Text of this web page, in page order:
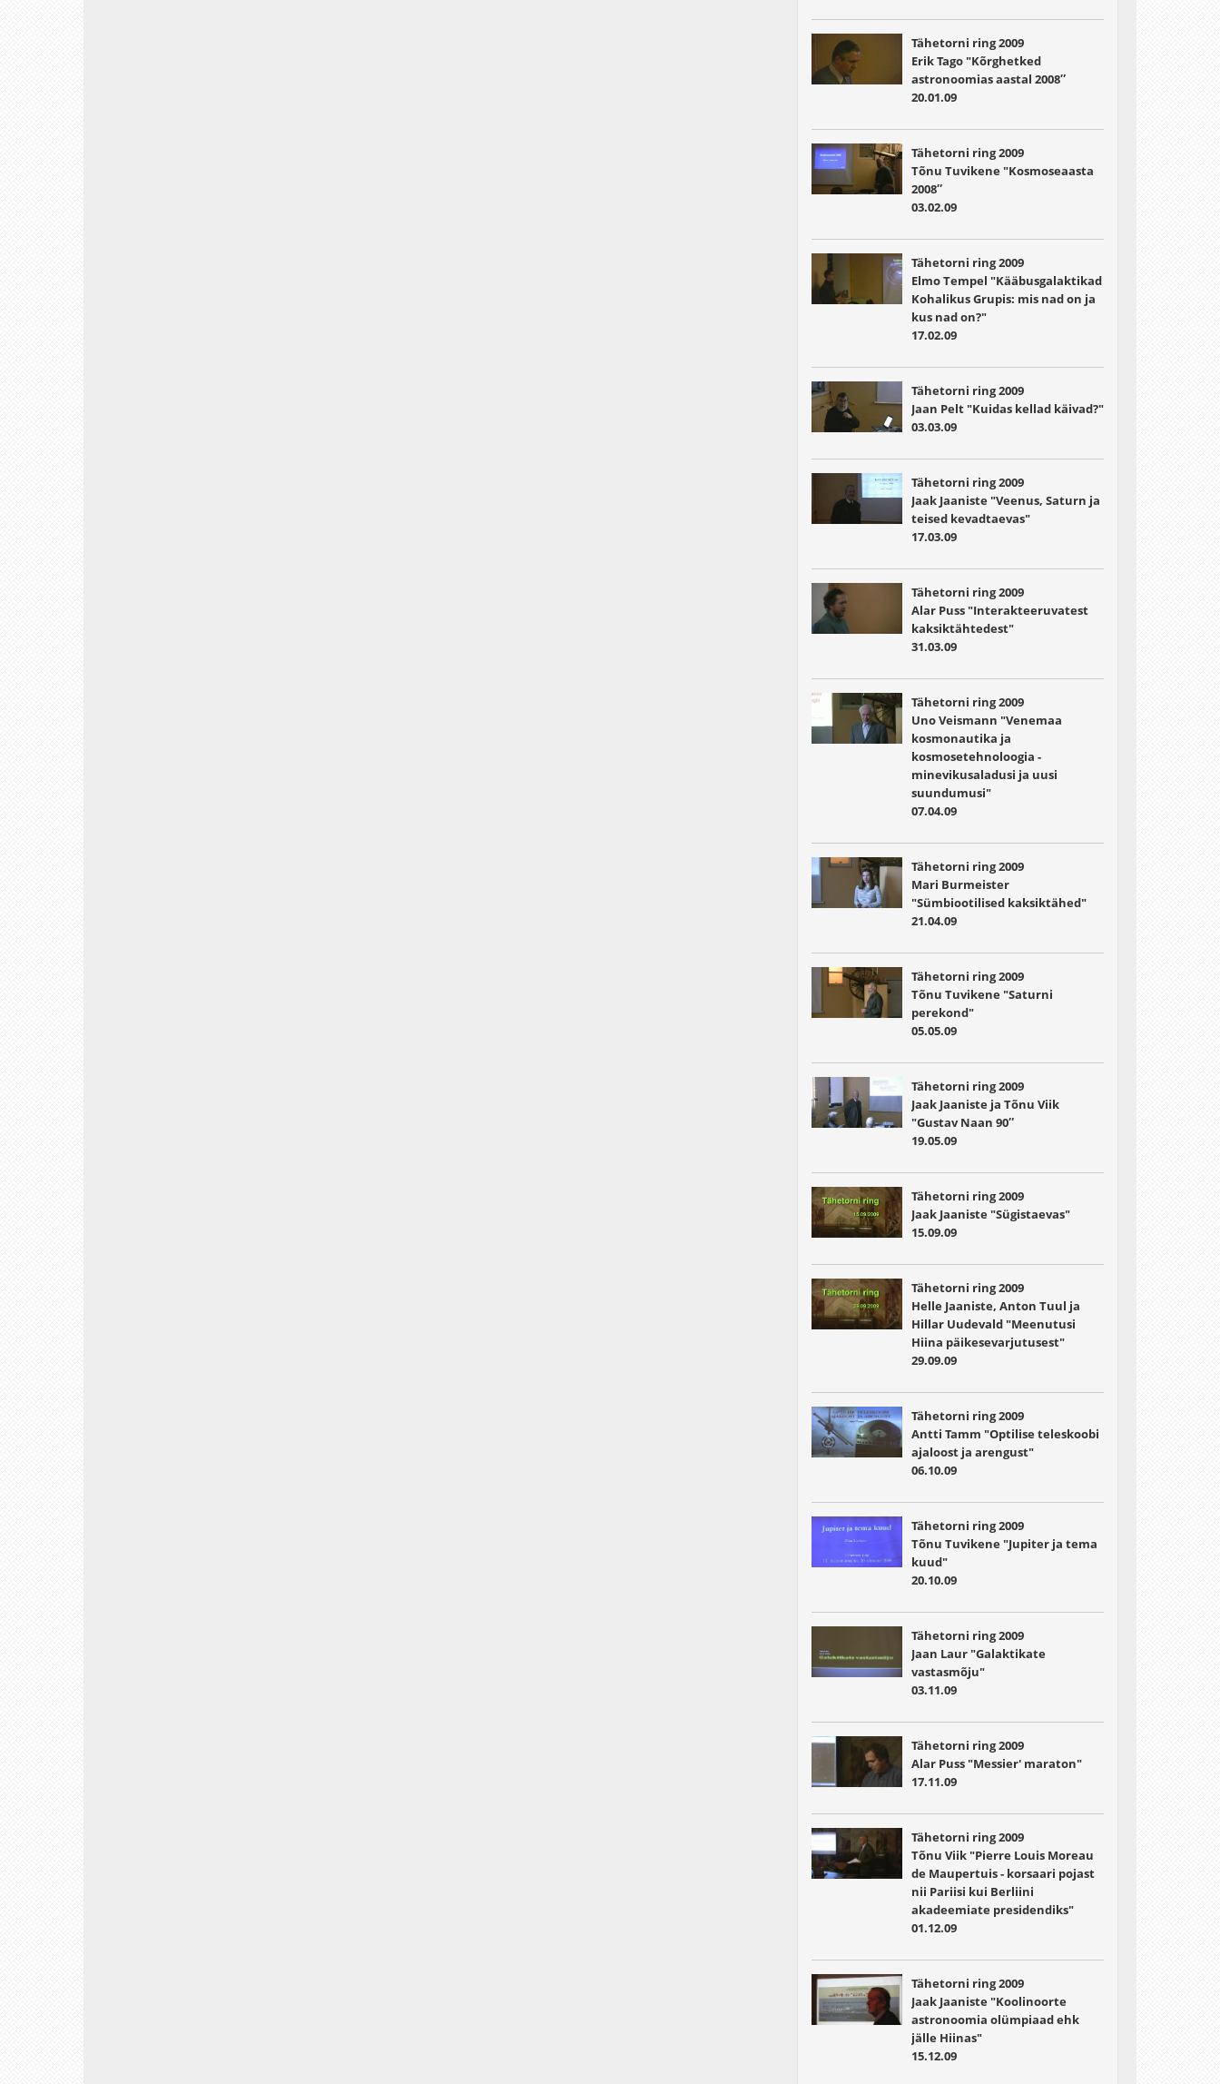
Tähetorni ring 2009
Erik Tago "Kõrghetked
astronoomias aastal 2008″
20.01.09
Tähetorni ring 2009
Tõnu Tuvikene "Kosmoseaasta
2008″
03.02.09
Tähetorni ring 2009
Elmo Tempel "Kääbusgalaktikad
Kohalikus Grupis: mis nad on ja
kus nad on?"
17.02.09
Tähetorni ring 2009
Jaan Pelt "Kuidas kellad käivad?"
03.03.09
Tähetorni ring 2009
Jaak Jaaniste "Veenus, Saturn ja
teised kevadtaevas"
17.03.09
Tähetorni ring 2009
Alar Puss "Interakteeruvatest
kaksiktähtedest"
31.03.09
Tähetorni ring 2009
Uno Veismann "Venemaa
kosmonautika ja
kosmosetehnoloogia -
minevikusaladusi ja uusi
suundumusi"
07.04.09
Tähetorni ring 2009
Mari Burmeister
"Sümbiootilised kaksiktähed"
21.04.09
Tähetorni ring 2009
Tõnu Tuvikene "Saturni
perekond"
05.05.09
Tähetorni ring 2009
Jaak Jaaniste ja Tõnu Viik
"Gustav Naan 90″
19.05.09
Tähetorni ring 2009
Jaak Jaaniste "Sügistaevas"
15.09.09
Tähetorni ring 2009
Helle Jaaniste, Anton Tuul ja
Hillar Uudevald "Meenutusi
Hiina päikesevarjutusest"
29.09.09
Tähetorni ring 2009
Antti Tamm "Optilise teleskoobi
ajaloost ja arengust"
06.10.09
Tähetorni ring 2009
Tõnu Tuvikene "Jupiter ja tema
kuud"
20.10.09
Tähetorni ring 2009
Jaan Laur "Galaktikate
vastasmõju"
03.11.09
Tähetorni ring 2009
Alar Puss "Messier' maraton"
17.11.09
Tähetorni ring 2009
Tõnu Viik "Pierre Louis Moreau
de Maupertuis - korsaari pojast
nii Pariisi kui Berliini
akadeemiate presidendiks"
01.12.09
Tähetorni ring 2009
Jaak Jaaniste "Koolinoorte
astronoomia olümpiaad ehk
jälle Hiinas"
15.12.09